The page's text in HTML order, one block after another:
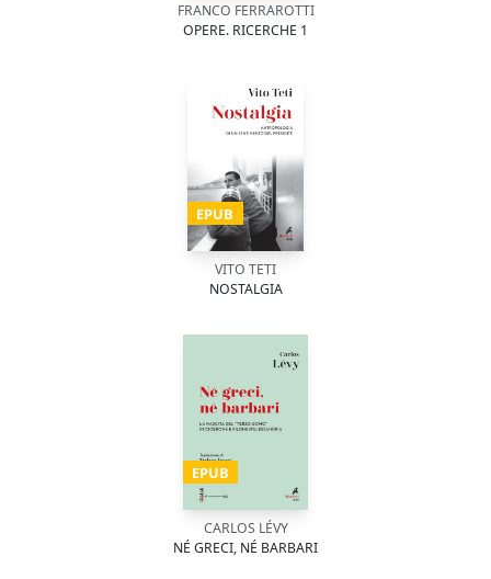
FRANCO FERRAROTTI
OPERE. RICERCHE 1
EPUB
VITO TETI
NOSTALGIA
EPUB
CARLOS LÉVY
NÉ GRECI, NÉ BARBARI